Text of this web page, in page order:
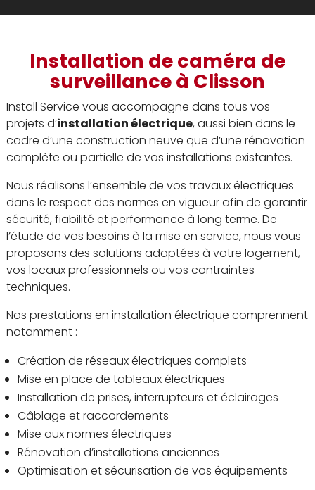
Installation de caméra de
surveillance à Clisson
Install Service vous accompagne dans tous vos
projets d’installation électrique, aussi bien dans le
cadre d’une construction neuve que d’une rénovation
complète ou partielle de vos installations existantes.
Nous réalisons l’ensemble de vos travaux électriques
dans le respect des normes en vigueur afin de garantir
sécurité, fiabilité et performance à long terme. De
l’étude de vos besoins à la mise en service, nous vous
proposons des solutions adaptées à votre logement,
vos locaux professionnels ou vos contraintes
techniques.
Nos prestations en installation électrique comprennent
notamment :
Création de réseaux électriques complets
Mise en place de tableaux électriques
Installation de prises, interrupteurs et éclairages
Câblage et raccordements
Mise aux normes électriques
Rénovation d’installations anciennes
Optimisation et sécurisation de vos équipements